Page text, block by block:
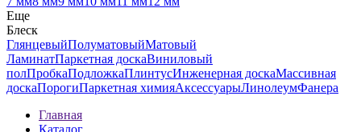
Еще
Блеск
ГлянцевыйПолуматовыйМатовый
ЛаминатПаркетная доскаВиниловый
полПробкаПодложкаПлинтусИнженерная доскаМассивная
доскаПорогиПаркетная химияАксессуарыЛинолеумФанера
Главная
Каталог